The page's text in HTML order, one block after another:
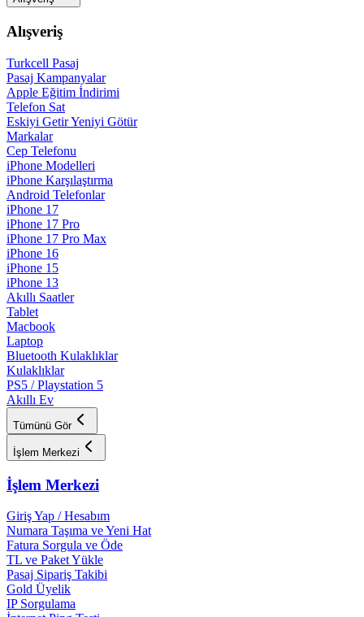
Alışveriş
Turkcell Pasaj
Pasaj Kampanyalar
Apple Eğitim İndirimi
Telefon Sat
Eskiyi Getir Yeniyi Götür
Markalar
Cep Telefonu
iPhone Modelleri
iPhone Karşılaştırma
Android Telefonlar
iPhone 17
iPhone 17 Pro
iPhone 17 Pro Max
iPhone 16
iPhone 15
iPhone 13
Akıllı Saatler
Tablet
Macbook
Laptop
Bluetooth Kulaklıklar
Kulaklıklar
PS5 / Playstation 5
Akıllı Ev
Tümünü Gör
İşlem Merkezi
İşlem Merkezi
Giriş Yap / Hesabım
Numara Taşıma ve Yeni Hat
Fatura Sorgula ve Öde
TL ve Paket Yükle
Pasaj Sipariş Takibi
Gold Üyelik
IP Sorgulama